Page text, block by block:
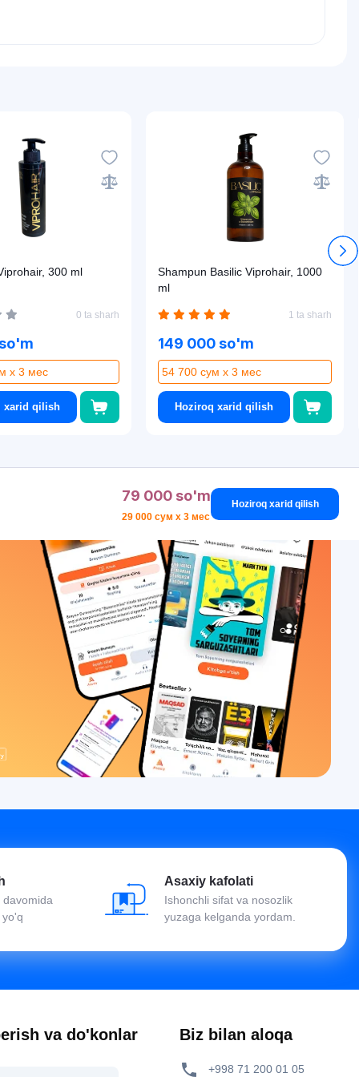
300 ml
0 ta sharh
x 3 мес
xarid qilish
Shampun Basilic Viprohair, 1000
ml
1 ta sharh
149 000 so'm
54 700 сум x 3 мес
Hoziroq xarid qilish
79 000 so'm
29 000 сум x 3 мес
Hoziroq xarid qilish
Asaxiy kafolati
Ishonchli sifat va nosozlik
yuzaga kelganda yordam.
va do'konlar Biz bilan aloqa
+998 71 200 01 05